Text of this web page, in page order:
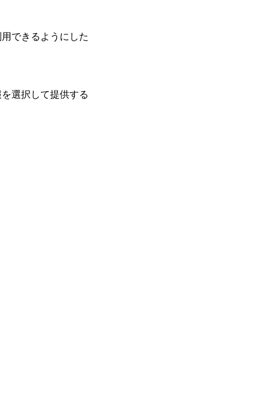
できるようにした
選択して提供する